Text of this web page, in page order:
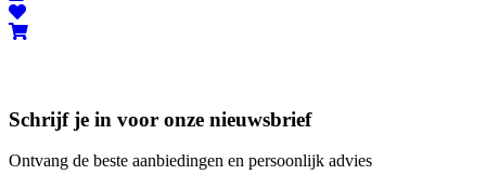
Schrijf je in voor onze nieuwsbrief
Ontvang de beste aanbiedingen en persoonlijk advies